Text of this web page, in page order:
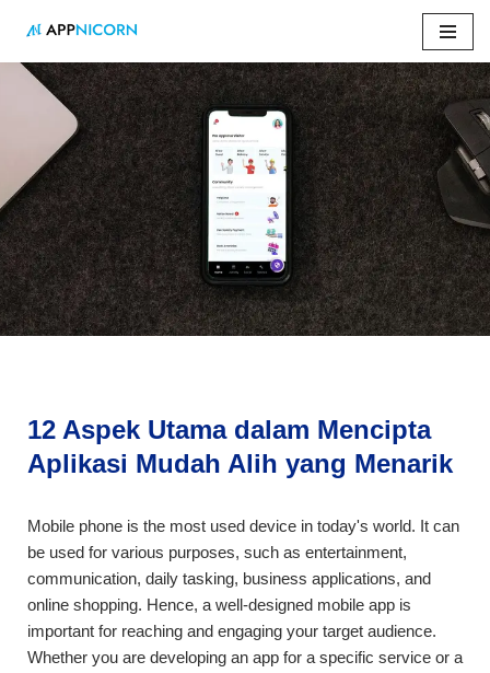
Skip
content
Home » 12 Aspek Utama dalam Mencipta Aplikasi Mudah Alih
yang Menarik
12 Aspek Utama dalam Mencipta
Aplikasi Mudah Alih yang Menarik
Mobile phone is the most used device in today's world. It can
be used for various purposes, such as entertainment,
communication, daily tasking, business applications, and
online shopping. Hence, a well-designed mobile app is
important for reaching and engaging your target audience.
Whether you are developing an app for a specific service or a